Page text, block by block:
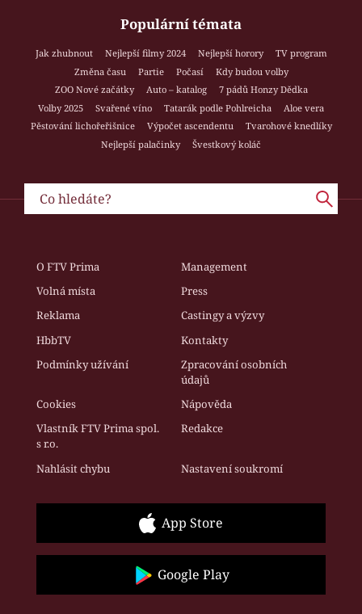
Populární témata
Jak zhubnout Nejlepší filmy 2024 Nejlepší horory
TV program
Změna času
Partie Počasí
Kdy budou volby
ZOO Nové začátky
Auto – katalog
7 pádů Honzy Dědka
Volby 2025
Svařené víno Tatarák podle Pohlreicha
Aloe vera
Pěstování lichořeřišnice
Výpočet ascendentu
Tvarohové knedlíky
Nejlepší palačinky
Švestkový koláč
O FTV Prima
Management
Volná místa
Press
Reklama
Castingy a výzvy
HbbTV
Kontakty
Podmínky užívání
Zpracování osobních
údajů
Cookies
Nápověda
Vlastník FTV Prima spol.
s r.o.
Redakce
Nahlásit chybu Nastavení soukromí
App Store
Google Play